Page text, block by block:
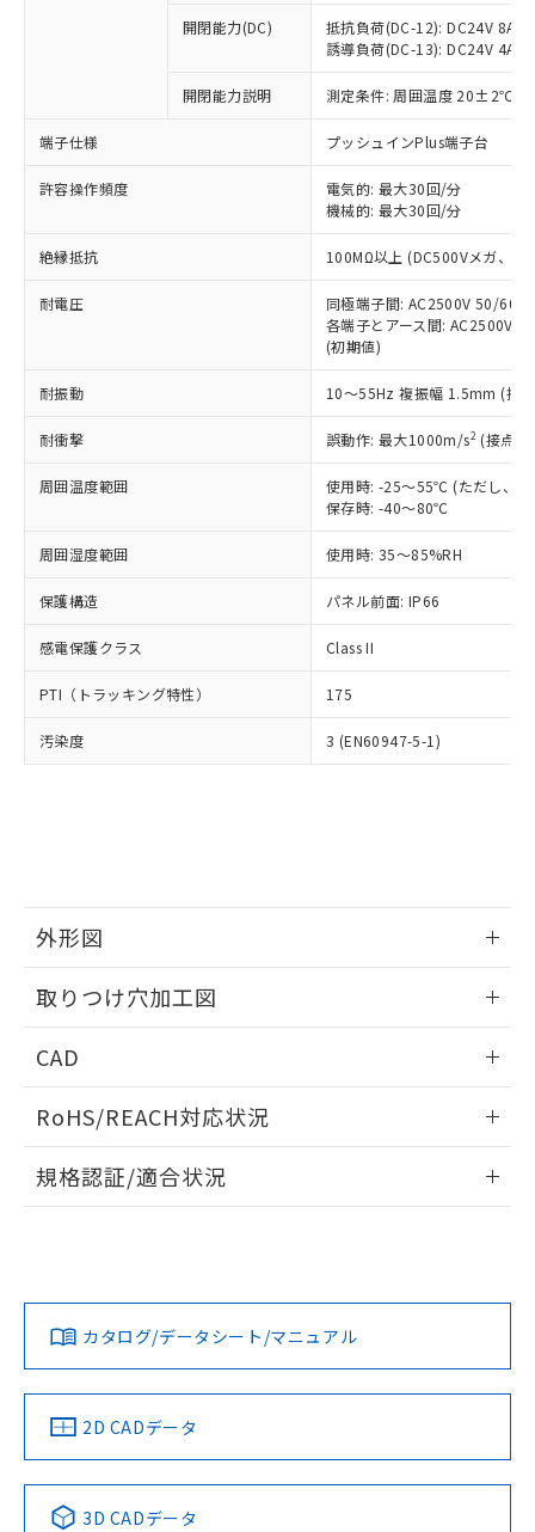
開閉能力(DC)
抵抗負荷(DC-12): DC24V 8A/
誘導負荷(DC-13): DC24V 4A/
開閉能力説明 測定条件: 周囲温度 20±2℃、
端子仕様 プッシュインPlus端子台
許容操作頻度
電気的: 最大30回/分
機械的: 最大30回/分
絶縁抵抗 100MΩ以上 (DC500Vメガ、点
耐電圧
同極端子間: AC2500V 50/
各端子とアース間: AC2500V
(初期値)
耐振動 10～55Hz 複振幅 1.5mm (接
耐衝撃 誤動作: 最大1000m/s2 (接点
周囲温度範囲
使用時: -25～55℃ (ただし、氷
保存時: -40～80℃
周囲湿度範囲 使用時: 35～85%RH
保護構造 パネル前面: IP66
感電保護クラス Class II
PTI（トラッキング特性） 175
汚染度 3 (EN60947-5-1)
外形図
取りつけ穴加工図
CAD
ドすることができます。
ログイン/会員登録
ダウンロードデータをご利用いただく前に、以下を必ずお読
みください。
ソフトウェアの使用条件
RoHS/REACH対応状況
EU RoHS 注意事項・凡例
対応済み
中国 RoHS 注意事項・凡例
規格認証/適合状況
カタログ/データシート/マニュアル
2D CADデータ
3D CADデータ
ことをご了承ください。
在庫状況および標準価格照会結果は、
記載している更新日時点での社内デー
タに基づき作成されるものであり、閲
覧された時点での実際の在庫および標
準価格とは異なる場合があることをご
正式な納期状況および標準価格はお客
様のお取引先、またはお客様担当のオ
ムロン制御機器販売店・当社販売員に
オムロン制御機器販売店や当社販売拠
販売ネットワーク
」をご確認
在庫状況および標準価格結果を当社の
事前の承諾なく第三者に漏洩または開
示しないようお願いします。
マイパーツ機能（部品リスト作成サー
ビス）をご利用いただくには、I-Web
メンバーズにご登録されている必要が
お客様が当ウェブサイト上で当社にご
登録された部品リストについて、当社
および当社の共同利用者が、当社の製
品・サービスに関するお客様との取
引・商談に必要な範囲で利用すること
※当社の共同利用者とは、"個人情報
の「1.共同利
用者の範囲」に記載されている法人を
いたものが、含有品と判明した場合などや
むを得ず変更することがあります。
*EU RoHS指令（10物質）：
鉛(Pb) 1000ppm以下、 水銀(Hg) 1000ppm以下、 カド
六価クロム(Cr(Ⅵ)) 1000ppm以下、ポリ臭化ビフェニル
類(PBB) 1000ppm以下、ポリ臭化ジフェニルエーテル類
(PBDE) 1000ppm以下、フタル酸ビス(2-エチルヘキシ
ル) (DEHP)(別名：DOP) 1000ppm以下、フタル酸ブチ
ルベンジル（BBP） 1000ppm以下、フタル酸ジブチル
（DBP） 1000ppm以下、フタル酸ジイソブチル
(DIBP) 1000ppm以下
但し、RoHS指令で産業用監視および制御機器に対する
フタル酸エステル類の４物質については閾値を超える意
図的な使用がないことを確認しています。
部品在庫の切り替え状況などにより、予定
月が前後することがあります。
※3 非含有証明書ダウンロード
下記の非含有証明書をダウンロードするこ
とができます。
EU RoHS指令（10物質）の非含有証明書
51物質の非含有証明書（当社基準）
※本証明書は発行日時点で非含有を証明す
るもので、過去に遡って非含有を証明する
していることから、特段のことがない限
り、2022年1月12日より割愛しておりま
す。
基準値を超えていることを示します。
「－」：未確認です。当社販売部門へお問
ム) : 100ppm、
Cr(Ⅵ)(六価クロム) : 1000ppm、 PBBs(ポリ臭化ビフェ
ニル類) : 1000ppm、 PBDEs(ポリ臭化ジフェニルエーテ
ル類) : 1000ppm、
DBP(フタル酸ジブチル) : 1000ppm、 DIBP(フタル酸ジ
イソブチル) : 1000ppm、 BBP(フタル酸ブチルベンジ
ル) : 1000ppm、
DEHP(フタル酸ビス(2-エチルヘキシル)) : 1000ppm
「ｅ」：有害物質（10物質）のすべてが基
準値以下であることを示します。
「10」：通常の使用状況下において有害物
質が外部に漏えいし、環境に深刻な影響を
及ぼさない年数を意味します。
「－」：未確認です。当社販売部門へお問
い合わせください。
当社は、これら貴社製品のうち、外国
為替および外国貿易法に定める商品
（以下｢規制貨物等」という）を輸出
または国外への提供する場合は、日本
国政府の輸出許可(または役務取引許
可)を取得するなどの必要な手続きを
当社は規制貨物を破棄する場合は、完
全に破砕するなど、違法に輸出されな
いよう必要な手段を講じます。
当社は貴社製品を、核兵器、ミサイ
ル、化学兵器、生物兵器またはその他
武器並びにこれらの製造装置等に一切
当社は、貴社製品を第三者に販売する
場合は、上記1、2および3の内容を当
該第三者に通知します。また当社は、
販売先および販売に係わる関係者が違
法に輸出するおそれがある場合は、取
り引きをいたしません。
キャンセル
説明
○ 一定数以上の在庫あり
一定数には満たないが在庫あり
在庫なし(最新の在庫状況につ
いては、お客様のお取引先、ま
たはお客様担当のオムロン制御
機器販売店・当社販売員にご確
白
受注生産機種、また在庫状況の
情報を公開していない機種